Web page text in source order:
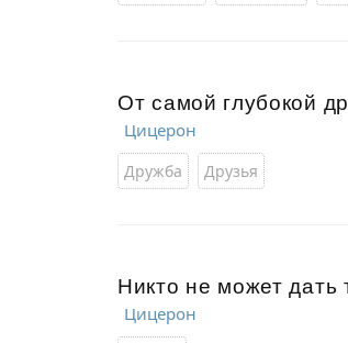
От самой глубокой
Цицерон
Дружба Друзья
Никто не может
Цицерон